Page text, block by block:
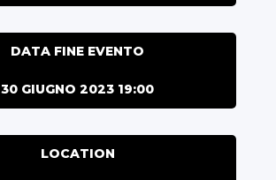
DATA FINE EVENTO
30 GIUGNO 2023 19:00
LOCATION